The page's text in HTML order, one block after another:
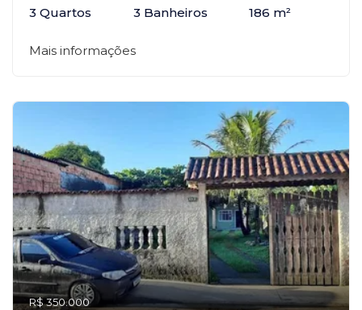
3 Quartos 3 Banheiros 186 m²
Mais informações
R$ 350.000